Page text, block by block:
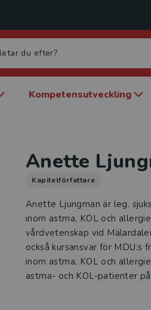
Kompetensutveckling
Anette
Kapitelförfattare
Anette Ljungman är leg.
inom astma, KOL och
vårdvetenskap vid
också kursansvar för MDU:s
inom astma, KOL och
astma- och KOL-patienter